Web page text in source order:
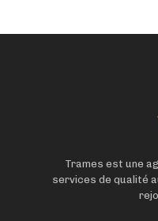
Trames est une
services de qualité